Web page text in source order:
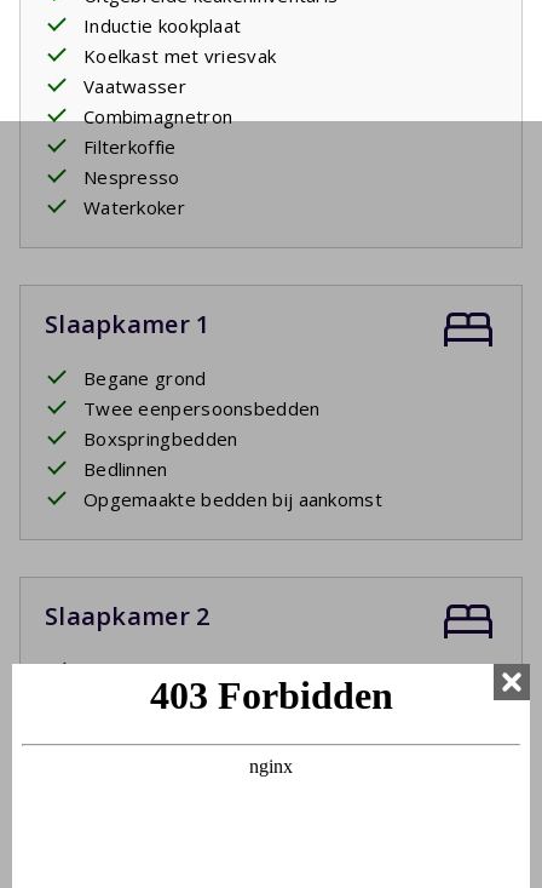
Inductie kookplaat
Koelkast met vriesvak
Vaatwasser
Combimagnetron
Filterkoffie
Nespresso
Waterkoker
Slaapkamer 1
Begane grond
Twee eenpersoonsbedden
Boxspringbedden
Bedlinnen
Opgemaakte bedden bij aankomst
Slaapkamer 2
Begane grond
Twee eenpersoonsbedden